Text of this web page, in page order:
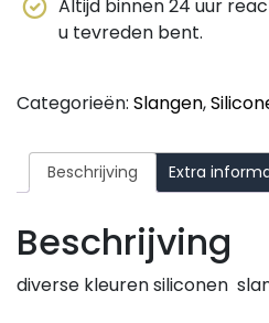
Altijd binnen 24 uur
u tevreden bent.
Categorieën: Slangen,
Beschrijving Extra
Beschrijving
diverse kleuren siliconen